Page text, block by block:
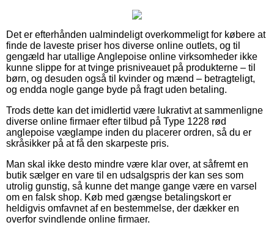
Det er efterhånden ualmindeligt overkommeligt for købere at
finde de laveste priser hos diverse online outlets, og til
gengæld har utallige Anglepoise online virksomheder ikke
kunne slippe for at tvinge prisniveauet på produkterne – til
børn, og desuden også til kvinder og mænd – betragteligt,
og endda nogle gange byde på fragt uden betaling.
Trods dette kan det imidlertid være lukrativt at sammenligne
diverse online firmaer efter tilbud på Type 1228 rød
anglepoise væglampe inden du placerer ordren, så du er
skråsikker på at få den skarpeste pris.
Man skal ikke desto mindre være klar over, at såfremt en
butik sælger en vare til en udsalgspris der kan ses som
utrolig gunstig, så kunne det mange gange være en varsel
om en falsk shop. Køb med gængse betalingskort er
heldigvis omfavnet af en bestemmelse, der dækker en
overfor svindlende online firmaer.